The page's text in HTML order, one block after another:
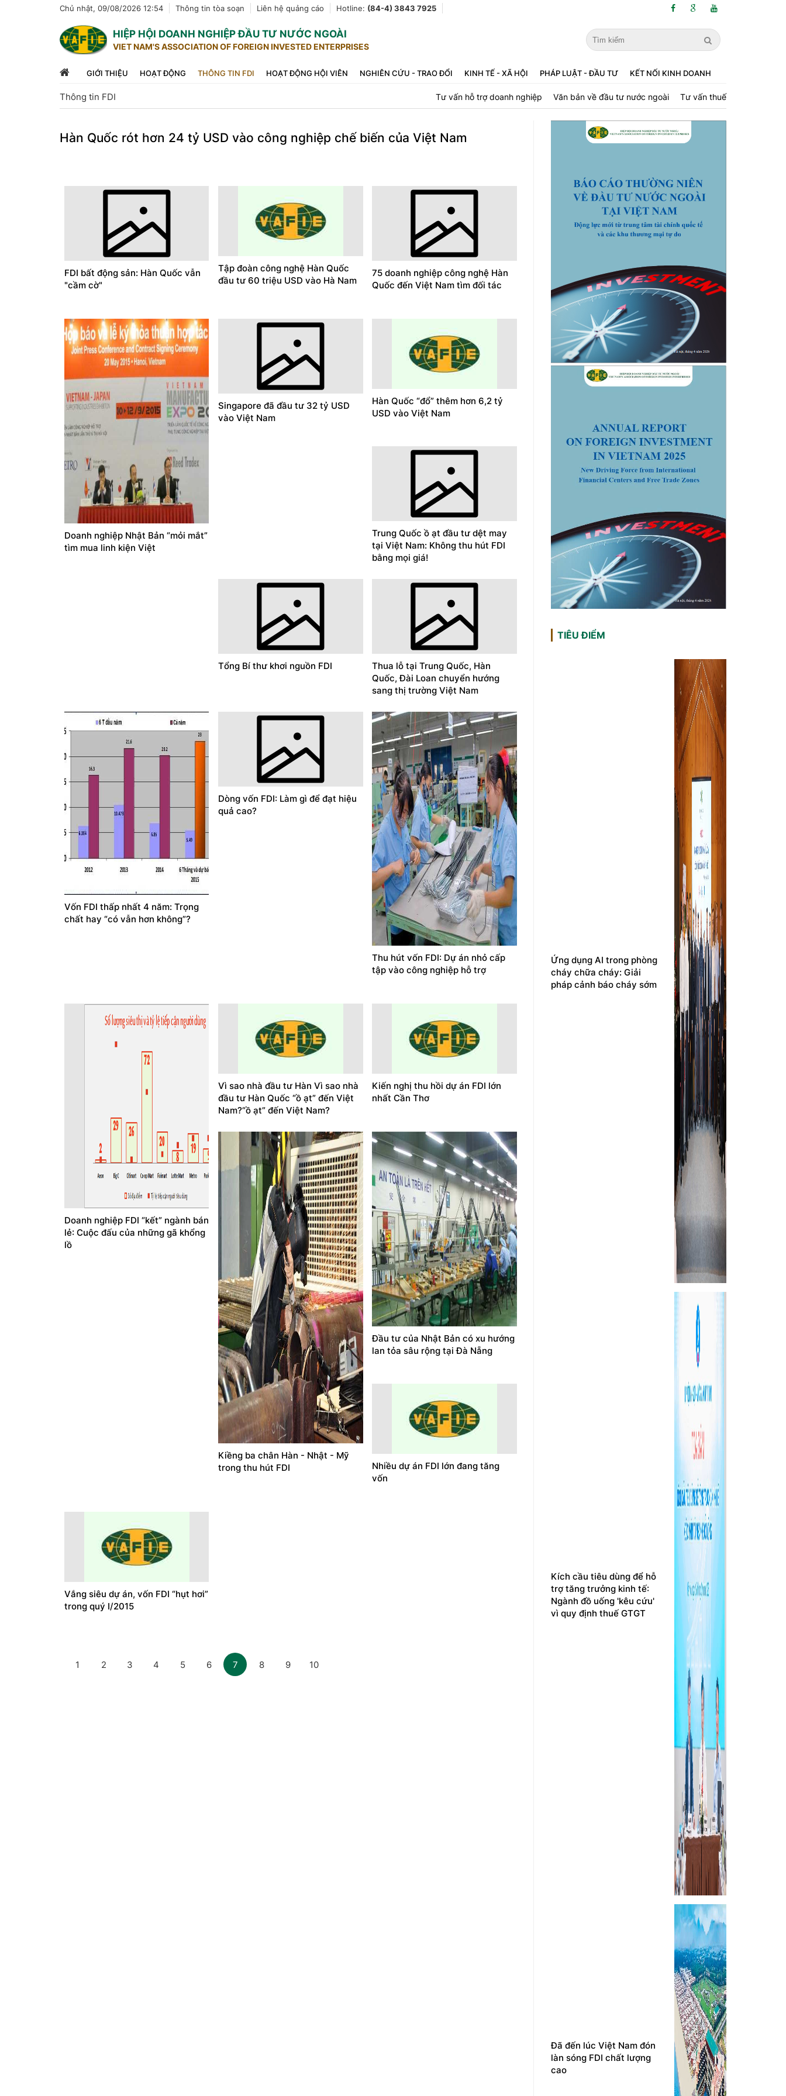
Chủ nhật, 09/08/2026 12:54 Thông tin tòa soạn Liên hệ quảng cáo Hotline: (84-4) 3843 7925
HIỆP HỘI DOANH NGHIỆP ĐẦU TƯ NƯỚC NGOÀI
VIET NAM'S ASSOCIATION OF FOREIGN INVESTED ENTERPRISES
GIỚI THIỆU HOẠT ĐỘNG THÔNG TIN FDI HOẠT ĐỘNG HỘI VIÊN NGHIÊN CỨU - TRAO ĐỔI KINH TẾ - XÃ HỘI PHÁP LUẬT - ĐẦU TƯ KẾT NỐI KINH DOANH
Thông tin FDI Tư vấn hỗ trợ doanh nghiệp Văn bản về đầu tư nước ngoài Tư vấn thuế
Hàn Quốc rót hơn 24 tỷ USD vào công nghiệp chế biến của Việt Nam
FDI bất động sản: Hàn Quốc vẫn
"cầm cờ"
Tập đoàn công nghệ Hàn Quốc
đầu tư 60 triệu USD vào Hà Nam
75 doanh nghiệp công nghệ Hàn
Quốc đến Việt Nam tìm đối tác
Doanh nghiệp Nhật Bản “mỏi mắt”
tìm mua linh kiện Việt
Singapore đã đầu tư 32 tỷ USD
vào Việt Nam
Hàn Quốc “đổ” thêm hơn 6,2 tỷ
USD vào Việt Nam
Trung Quốc ồ ạt đầu tư dệt may
tại Việt Nam: Không thu hút FDI
bằng mọi giá!
Tổng Bí thư khơi nguồn FDI
Thua lỗ tại Trung Quốc, Hàn
Quốc, Đài Loan chuyển hướng
sang thị trường Việt Nam
Vốn FDI thấp nhất 4 năm: Trọng
chất hay “có vẫn hơn không”?
Dòng vốn FDI: Làm gì để đạt hiệu
quả cao?
Thu hút vốn FDI: Dự án nhỏ cấp
tập vào công nghiệp hỗ trợ
Doanh nghiệp FDI “kết” ngành bán
lẻ: Cuộc đấu của những gã khổng
lồ
Vì sao nhà đầu tư Hàn Vì sao nhà
đầu tư Hàn Quốc “ồ ạt” đến Việt
Nam?“ồ ạt” đến Việt Nam?
Kiến nghị thu hồi dự án FDI lớn
nhất Cần Thơ
Kiềng ba chân Hàn - Nhật - Mỹ
trong thu hút FDI
Đầu tư của Nhật Bản có xu hướng
lan tỏa sâu rộng tại Đà Nẵng
Nhiều dự án FDI lớn đang tăng
vốn
Vắng siêu dự án, vốn FDI “hụt hơi”
trong quý I/2015
1 2 3 4 5 6 7 8 9 10
TIÊU ĐIỂM
Ứng dụng AI trong phòng
cháy chữa cháy: Giải
pháp cảnh báo cháy sớm
Kích cầu tiêu dùng để hỗ
trợ tăng trưởng kinh tế:
Ngành đồ uống 'kêu cứu'
vì quy định thuế GTGT
Đã đến lúc Việt Nam đón
làn sóng FDI chất lượng
cao